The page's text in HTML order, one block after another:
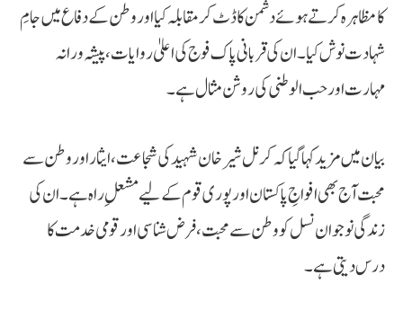
کا مظاہرہ کرتے ہوئے دشمن کا ڈٹ کر مقابلہ کیا اور وطن کے دفاع میں جامِ
شہادت نوش کیا۔ ان کی قربانی پاک فوج کی اعلیٰ روایات، پیشہ ورانہ
مہارت اور حب الوطنی کی روشن مثال ہے۔
بیان میں مزید کہا گیا کہ کرنل شیر خان شہید کی شجاعت، ایثار اور وطن سے
محبت آج بھی افواجِ پاکستان اور پوری قوم کے لیے مشعلِ راہ ہے۔ ان کی
زندگی نوجوان نسل کو وطن سے محبت، فرض شناسی اور قومی خدمت کا
درس دیتی ہے۔